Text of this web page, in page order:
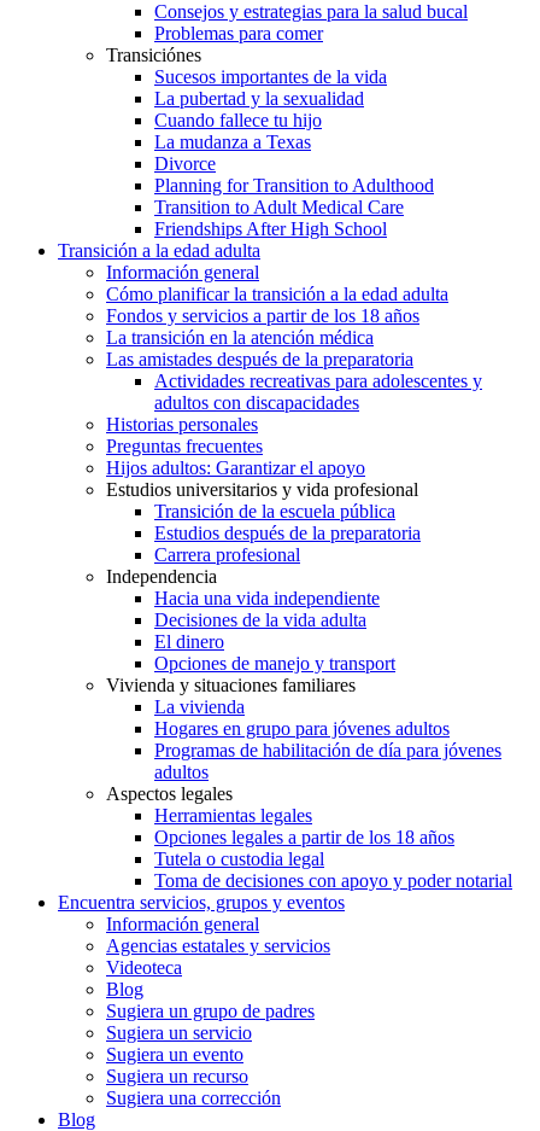
Consejos y estrategias para la salud bucal
Problemas para comer
Transiciónes
Sucesos importantes de la vida
La pubertad y la sexualidad
Cuando fallece tu hijo
La mudanza a Texas
Divorce
Planning for Transition to Adulthood
Transition to Adult Medical Care
Friendships After High School
Transición a la edad adulta
Información general
Cómo planificar la transición a la edad adulta
Fondos y servicios a partir de los 18 años
La transición en la atención médica
Las amistades después de la preparatoria
Actividades recreativas para adolescentes y
adultos con discapacidades
Historias personales
Preguntas frecuentes
Hijos adultos: Garantizar el apoyo
Estudios universitarios y vida profesional
Transición de la escuela pública
Estudios después de la preparatoria
Carrera profesional
Independencia
Hacia una vida independiente
Decisiones de la vida adulta
El dinero
Opciones de manejo y transport
Vivienda y situaciones familiares
La vivienda
Hogares en grupo para jóvenes adultos
Programas de habilitación de día para jóvenes
adultos
Aspectos legales
Herramientas legales
Opciones legales a partir de los 18 años
Tutela o custodia legal
Toma de decisiones con apoyo y poder notarial
Encuentra servicios, grupos y eventos
Información general
Agencias estatales y servicios
Videoteca
Blog
Sugiera un grupo de padres
Sugiera un servicio
Sugiera un evento
Sugiera un recurso
Sugiera una corrección
Blog